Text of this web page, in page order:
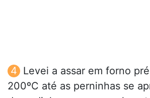
Levei a assar em forno
200ºC até as perninhas se